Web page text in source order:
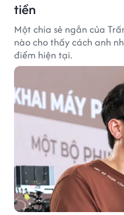
tiền
Một chia sẻ ngắn của
nào cho thấy cách anh
điểm hiện tại.